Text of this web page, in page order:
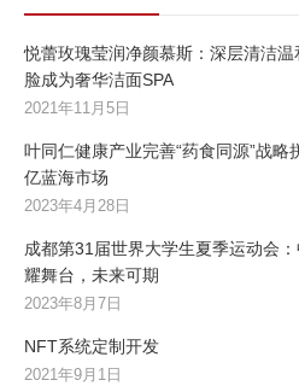
悦蕾玫瑰莹润净颜慕斯：深层清洁
脸成为奢华洁面SPA
2021年11月5日
叶同仁健康产业完善“药食同源”战略
亿蓝海市场
2023年4月28日
成都第31届世界大学生夏季运动会
耀舞台，未来可期
2023年8月7日
NFT系统定制开发
2021年9月1日